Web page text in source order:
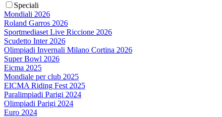
Speciali
Mondiali 2026
Roland Garros 2026
Sportmediaset Live Riccione 2026
Scudetto Inter 2026
Olimpiadi Invernali Milano Cortina 2026
Super Bowl 2026
Eicma 2025
Mondiale per club 2025
EICMA Riding Fest 2025
Paralimpiadi Parigi 2024
Olimpiadi Parigi 2024
Euro 2024